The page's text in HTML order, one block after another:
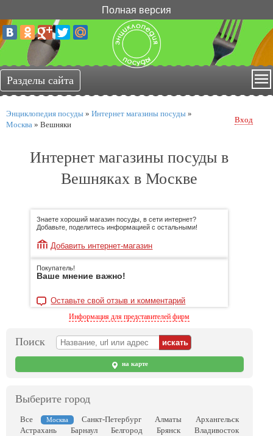
Полная версия
Энциклопедия посуды » Интернет магазины посуды »
Москва » Вешняки
Вход
Интернет магазины посуды в
Вешняках в Москве
Знаете хороший магазин посуды, в сети интернет?
Добавьте, поделитесь информацией с остальными!
Добавить интернет-магазин
Покупатель!
Ваше мнение важно!
Оставьте свой отзыв и комментарий
Информация для представителей фирм
Поиск
на карте
Выберите город
Все Москва Санкт-Петербург Алматы
Архангельск
Астрахань
Барнаул Белгород Брянск
Владивосток